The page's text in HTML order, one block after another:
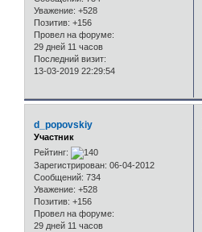
Уважение: +528
Позитив: +156
Провел на форуме:
29 дней 11 часов
Последний визит:
13-03-2019 22:29:54
d_popovskiy
Участник
Рейтинг:
Зарегистрирован: 06-04-2012
Сообщений: 734
Уважение: +528
Позитив: +156
Провел на форуме:
29 дней 11 часов